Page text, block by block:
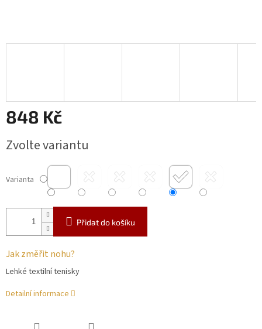
848 Kč
cena:
Zvolte variantu
Varianta
Přidat do košíku
Jak změřit nohu?
Lehké textilní tenisky
Detailní informace